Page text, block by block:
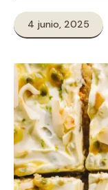
4 junio, 2025